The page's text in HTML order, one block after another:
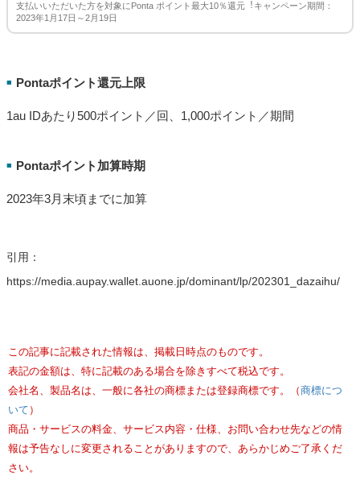
支払いいただいた方を対象にPonta ポイント最大10％還元︕キャンペーン期間：
2023年1月17日～2月19日
■ Pontaポイント還元上限
1au IDあたり500ポイント／回、1,000ポイント／期間
■ Pontaポイント加算時期
2023年3月末頃までに加算
引用：
https://media.aupay.wallet.auone.jp/dominant/lp/202301_dazaihu/
この記事に記載された情報は、掲載日時点のものです。
表記の金額は、特に記載のある場合を除きすべて税込です。
会社名、製品名は、一般に各社の商標または登録商標です。（ 商標につ
いて ）
商品・サービスの料金、サービス内容・仕様、お問い合わせ先などの情
報は予告なしに変更されることがありますので、あらかじめご了承くだ
さい。